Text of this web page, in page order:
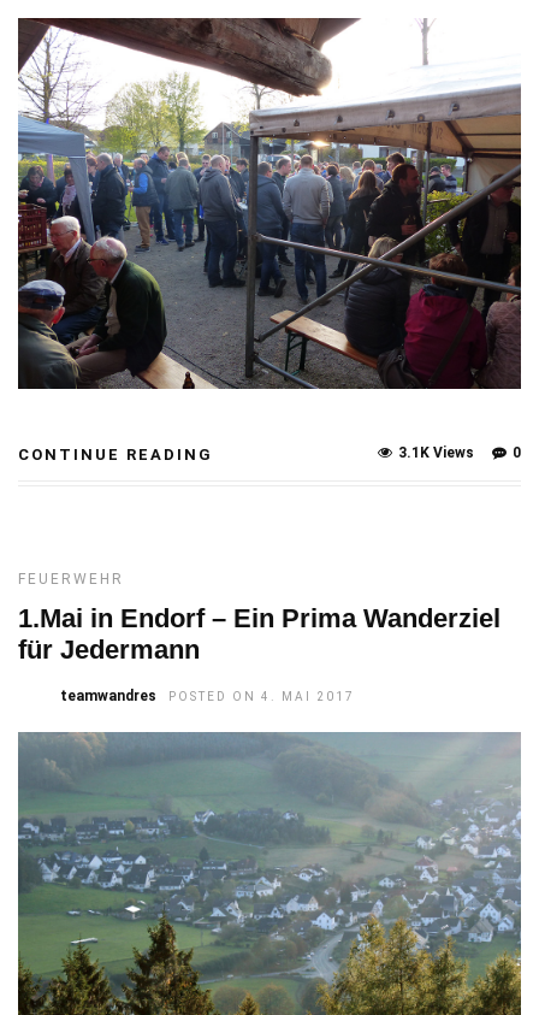
CONTINUE READING 0
3.1K Views
FEUERWEHR
1.Mai in Endorf – Ein Prima Wanderziel
für Jedermann
teamwandres POSTED ON 4. MAI 2017